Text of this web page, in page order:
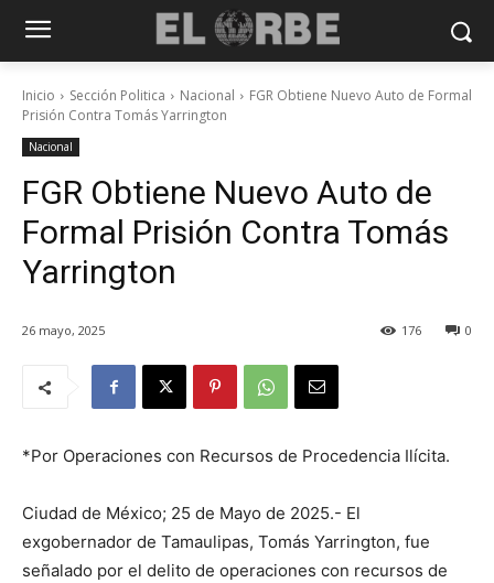
Inicio Sección Politica Nacional
FGR Obtiene Nuevo Auto de Formal
Prisión Contra Tomás Yarrington
Nacional
FGR Obtiene Nuevo Auto de
Formal Prisión Contra Tomás
Yarrington
26 mayo, 2025 0
176
*Por Operaciones con Recursos de Procedencia Ilícita.
Ciudad de México; 25 de Mayo de 2025.- El
exgobernador de Tamaulipas, Tomás Yarrington, fue
señalado por el delito de operaciones con recursos de